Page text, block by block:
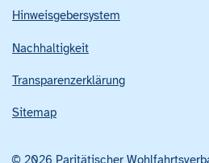
Hinweisgebersystem
Nachhaltigkeit
Transparenzerklärung
Sitemap
© 2026 Paritätischer